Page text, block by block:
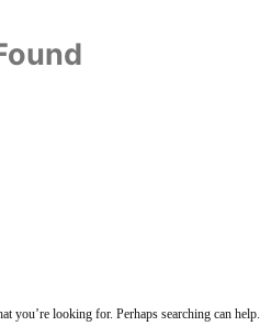
you’re looking for. Perhaps searching can help.